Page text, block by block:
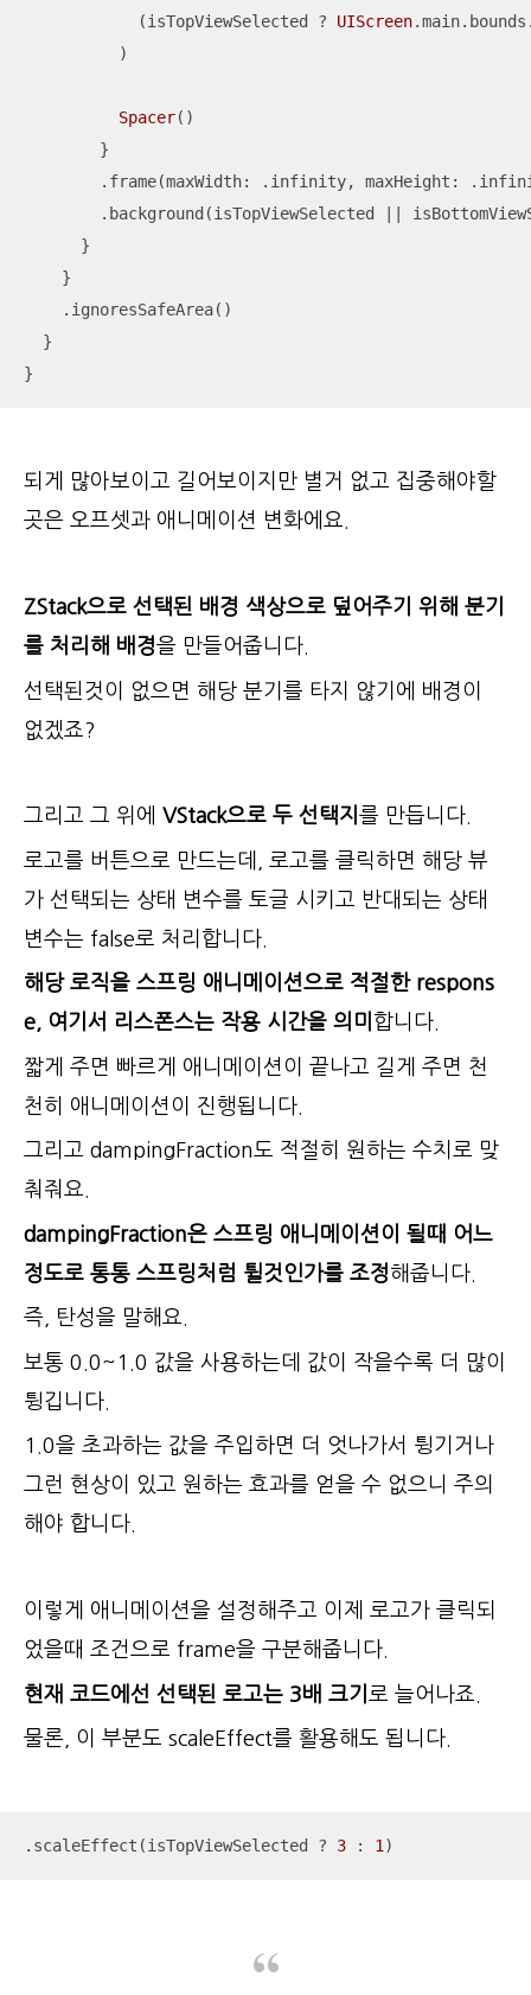
            (isTopViewSelected
? UIScreen
          )
Spacer()
        }
.frame(maxWidth: .infinity, maxHeight:
        .background(isTopViewSelected
      }
    }
    .ignoresSafeArea()
  }
}
되게 많아보이고 길어보이지만 별거 없고 집중해야할
곳은 오프셋과 애니메이션 변화에요.
ZStack으로 선택된 배경 색상으로 덮어주기 위해 분기
를 처리해 배경을 만들어줍니다.
선택된것이 없으면 해당 분기를 타지 않기에 배경이
없겠죠?
그리고 그 위에 VStack으로 두 선택지 를 만듭니다.
로고를 버튼으로 만드는데, 로고를 클릭하면 해당 뷰
가 선택되는 상태 변수를 토글 시키고 반대되는 상태
변수는 false로 처리합니다.
해당 로직을 스프링 애니메이션으로 적절한 respons
e, 여기서 리스폰스는 작용 시간을 의미 합니다.
짧게 주면 빠르게 애니메이션이 끝나고 길게 주면 천
천히 애니메이션이 진행됩니다.
그리고 dampingFraction도 적절히 원하는 수치로 맞
춰줘요.
dampingFraction은 스프링 애니메이션이 될때 어느
정도로 통통 스프링처럼 튈것인가를 조정해줍니다.
즉, 탄성을 말해요.
보통 0.0~1.0 값을 사용하는데 값이 작을수록 더 많이
튕깁니다.
1.0을 초과하는 값을 주입하면 더 엇나가서 튕기거나
그런 현상이 있고 원하는 효과를 얻을 수 없으니 주의
해야 합니다.
이렇게 애니메이션을 설정해주고 이제 로고가 클릭되
었을때 조건으로 frame을 구분해줍니다.
현재 코드에선 선택된 로고는 3배 크기 로 늘어나죠.
물론, 이 부분도 scaleEffect를 활용해도 됩니다.
.scaleEffect(isTopViewSelected ? 3 : 1 )